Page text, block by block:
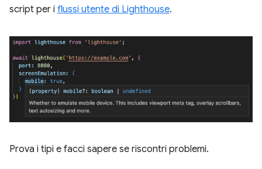
script per i flussi utente di Lighthouse.
Prova i tipi e facci sapere se riscontri problemi.